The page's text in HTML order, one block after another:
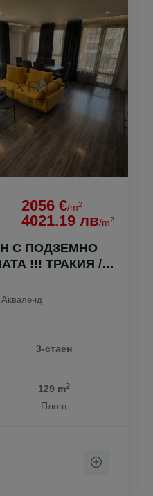
2056 €/m2
4021.19 лв/m2
!!! ТРАКИЯ /
Акваленд
3-стаен
129 m2
Площ